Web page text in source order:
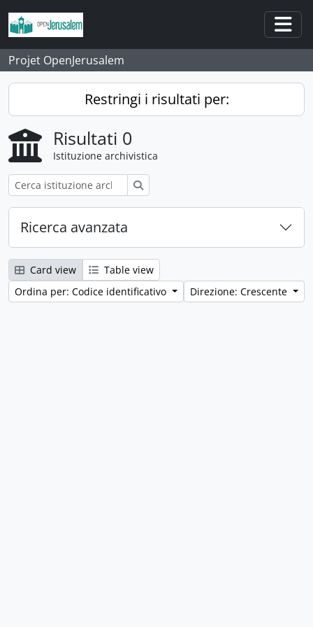
Skip to main content
Projet OpenJerusalem
Restringi i risultati per:
Risultati 0
Istituzione archivistica
Ricerca avanzata
Card view
Table view
Ordina per: Codice identificativo
Direzione: Crescente